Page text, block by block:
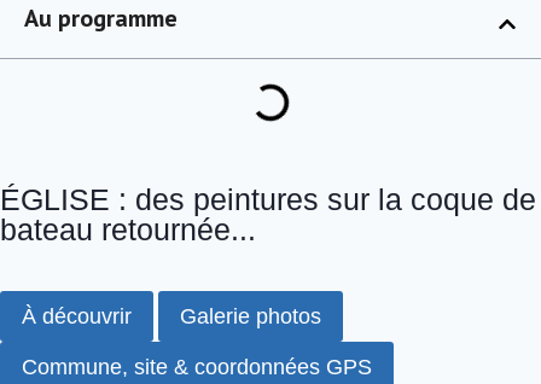
Au programme
ÉGLISE : des peintures sur la coque de
bateau retournée...
À découvrir Galerie photos
Commune, site & coordonnées GPS